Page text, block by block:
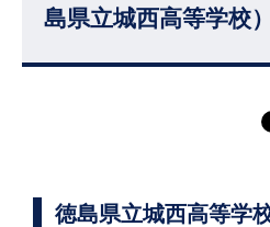
島県立城西高等学校）
徳島県立城西高等学